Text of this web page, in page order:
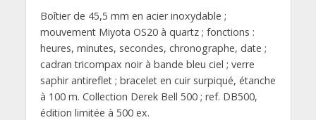
Boîtier de 45,5 mm en acier inoxydable ;
mouvement Miyota OS20 à quartz ; fonctions :
heures, minutes, secondes, chronographe, date ;
cadran tricompax noir à bande bleu ciel ; verre
saphir antireflet ; bracelet en cuir surpiqué, étanche
à 100 m. Collection Derek Bell 500 ; ref. DB500,
édition limitée à 500 ex.